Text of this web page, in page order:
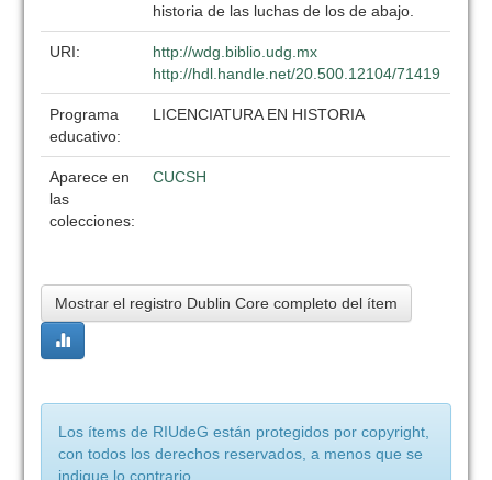
historia de las luchas de los de abajo.
URI:
http://wdg.biblio.udg.mx
http://hdl.handle.net/20.500.12104/71419
Programa
educativo:
LICENCIATURA EN HISTORIA
Aparece en
las
colecciones:
CUCSH
Mostrar el registro Dublin Core completo del ítem
Los ítems de RIUdeG están protegidos por copyright,
con todos los derechos reservados, a menos que se
indique lo contrario.